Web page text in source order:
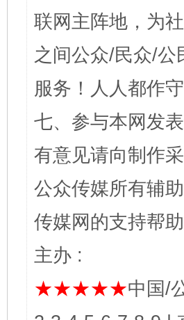
联网主阵地，为
之间公众/民众/
服务！人人都作守
七、参与本网发
有意见请向制作
公众传媒所有辅
传媒网的支持帮
主办 :
★★★★★中国/